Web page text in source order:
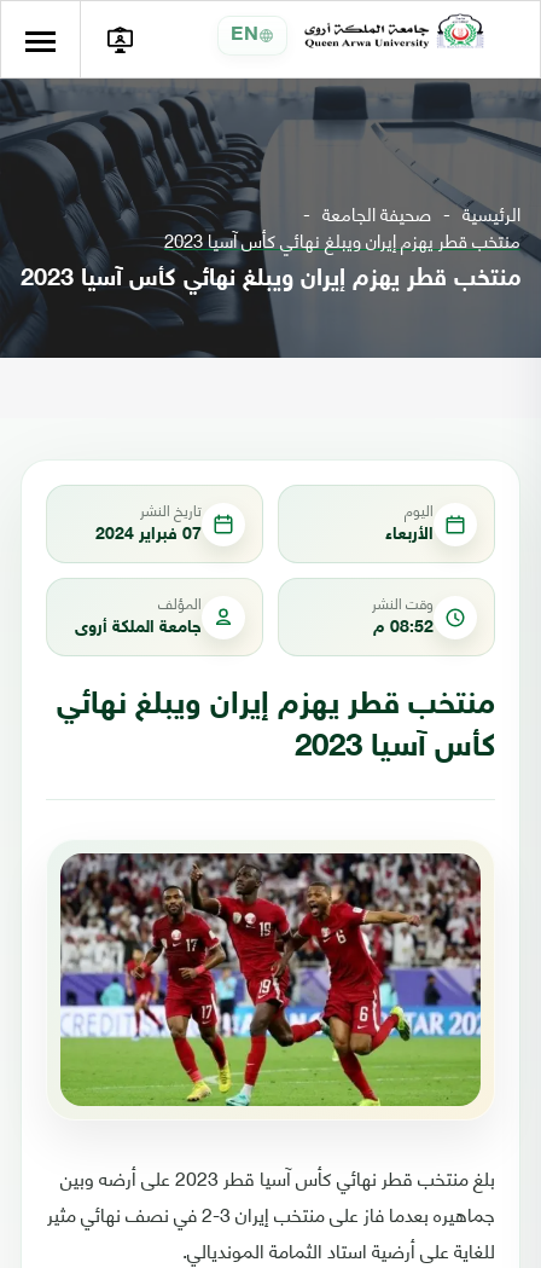
EN
الرئيسية صحيفة الجامعة
منتخب قطر يهزم إيران ويبلغ نهائي كأس آسيا 2023
منتخب قطر يهزم إيران ويبلغ نهائي كأس آسيا 2023
اليوم
الأربعاء
تاريخ النشر
07 فبراير 2024
وقت النشر
08:52 م
المؤلف
جامعة الملكة أروى
منتخب قطر يهزم إيران ويبلغ نهائي
كأس آسيا 2023
بلغ منتخب قطر نهائي كأس آسيا قطر 2023 على أرضه وبين
جماهيره بعدما فاز على منتخب إيران 3-2 في نصف نهائي مثير
للغاية على أرضية استاد الثمامة المونديالي.